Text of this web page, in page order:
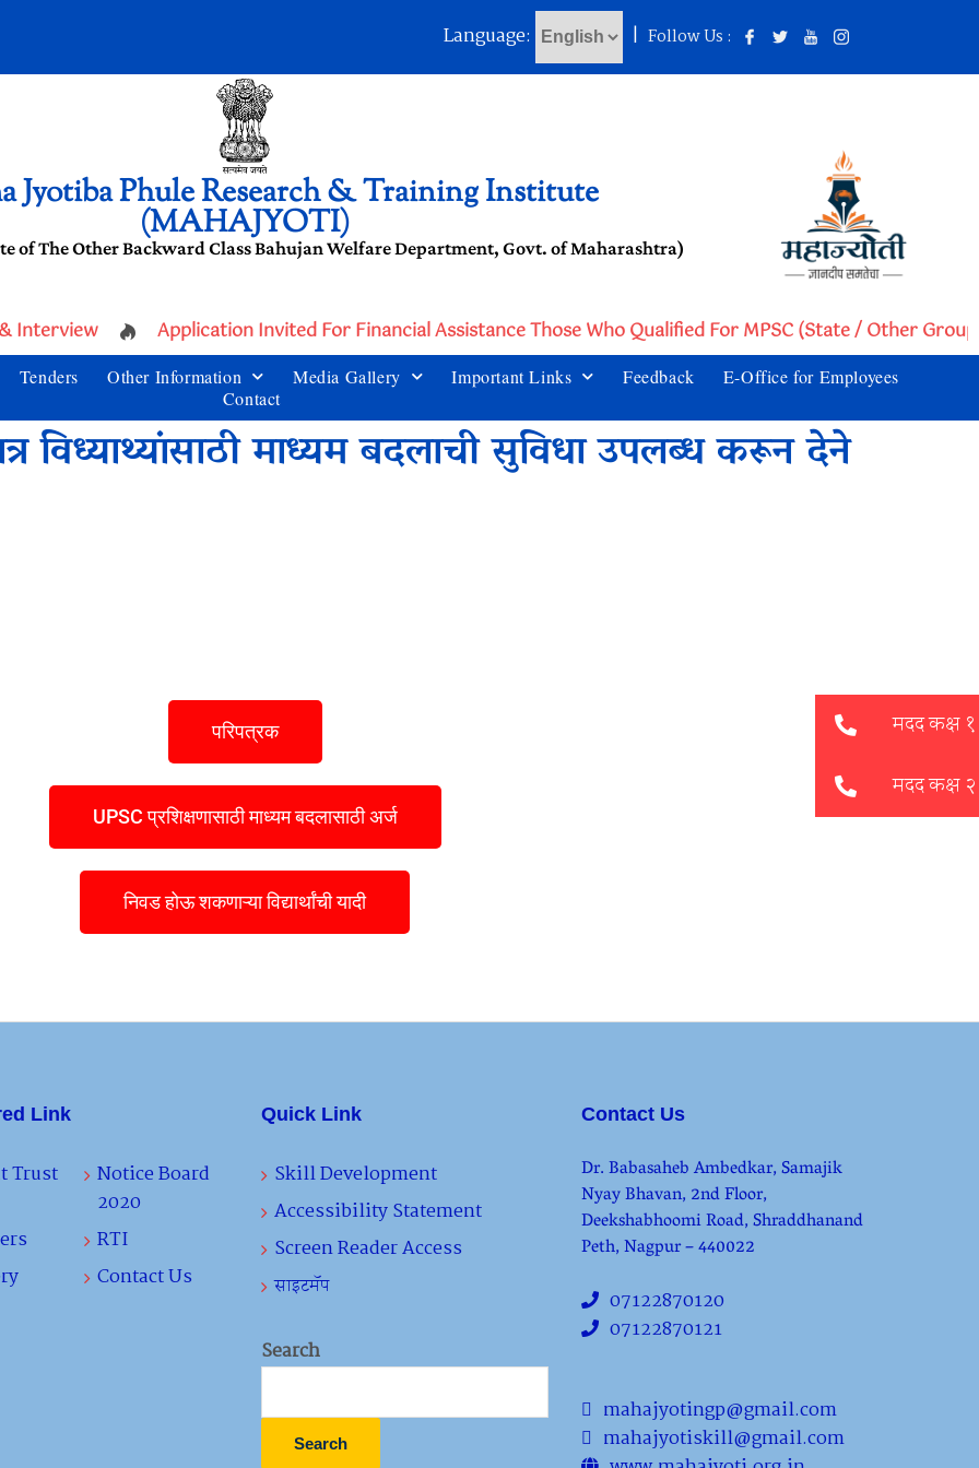
Language: | Follow Us :
Jyotiba Phule Research & Training Institute
(MAHAJYOTI)
of The Other Backward Class Bahujan Welfare Department, Govt. of Maharashtra)
Interview Application Invited For Financial Assistance Those Who Qualified For MPSC (State / Other
Tenders Other Information Media Gallery Important Links Feedback
E-Office for Employees
Contact
विध्याथ्यांसाठी माध्यम बदलाची सुविधा उपलब्ध करून देने
परिपत्रक
UPSC प्रशिक्षणासाठी माध्यम बदलासाठी अर्ज
निवड होऊ शकणाऱ्या विद्यार्थांची यादी
Link
Trust
Notice Board
2020
RTI
Contact Us
Quick Link
Skill Development
Accessibility Statement
Screen Reader Access
साइटमॅप
Search
Search
Contact Us
Dr. Babasaheb Ambedkar, Samajik
Nyay Bhavan, 2nd Floor,
Deekshabhoomi Road, Shraddhanand
Peth, Nagpur – 440022
07122870120
07122870121
mahajyotingp@gmail.com
mahajyotiskill@gmail.com